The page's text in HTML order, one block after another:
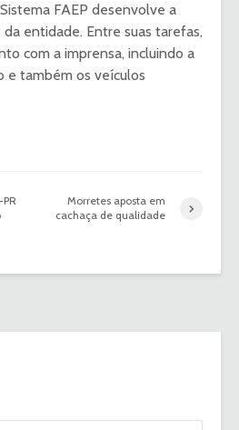
FAEP desenvolve a
entidade. Entre suas tarefas,
com a imprensa, incluindo a
e também os veículos
Morretes aposta em
cachaça de qualidade